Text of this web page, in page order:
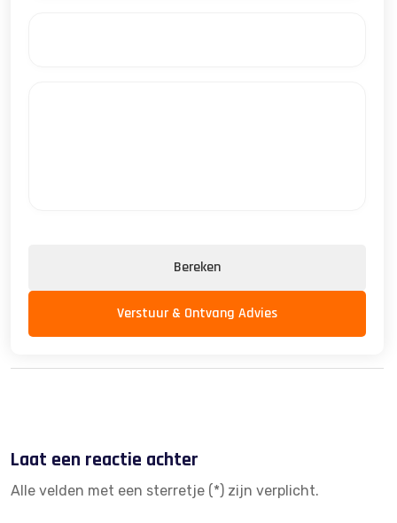
Bereken
Verstuur & Ontvang Advies
Laat een reactie achter
Alle velden met een sterretje (*) zijn verplicht.